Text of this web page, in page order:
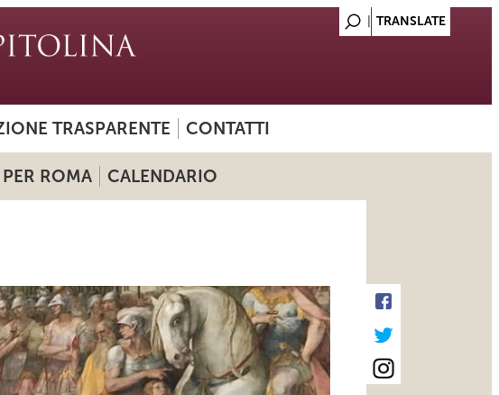
TRASPARENTE CONTATTI
ROMA CALENDARIO